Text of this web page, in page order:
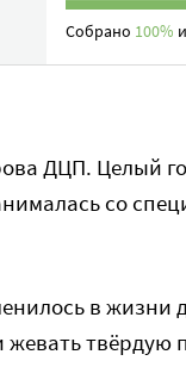
Собрано 100%
ДЦП. Целый
со
в жизни
твёрдую